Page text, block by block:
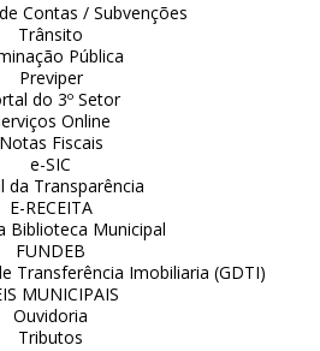
Contas / Subvenções
Trânsito
Pública
Previper
do 3º Setor
Online
Notas Fiscais
e-SIC
da Transparência
E-RECEITA
Biblioteca Municipal
FUNDEB
Transferência Imobiliaria (GDTI)
MUNICIPAIS
Ouvidoria
Tributos